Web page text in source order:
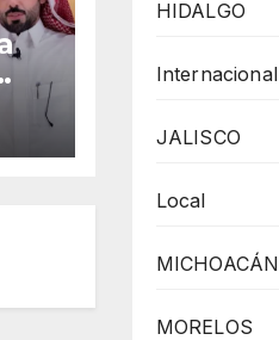
HIDALGO
Internacional
JALISCO
Local
MICHOACÁN
MORELOS